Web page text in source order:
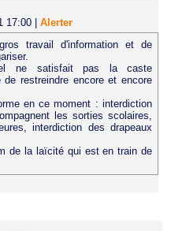
17:00
Alerter
travail d'information et de
ne satisfait pas la caste
restreindre encore et encore
en ce moment : interdiction
les sorties scolaires,
interdiction des drapeaux
de la laïcité qui est en train de